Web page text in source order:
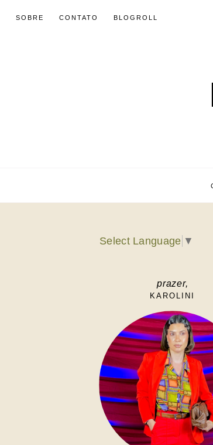
SOBRE CONTATO BLOGROLL
Select Language ▼
prazer,
KAROLINI